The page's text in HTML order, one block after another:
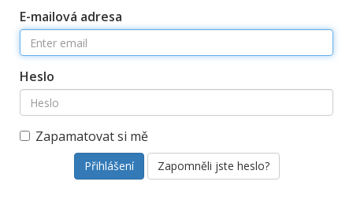
E-mailová adresa
Heslo
Zapamatovat si mě
Zapomněli jste heslo?